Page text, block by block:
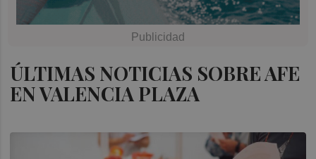
ÚLTIMAS NOTICIAS SOBRE AFE
EN VALENCIA PLAZA